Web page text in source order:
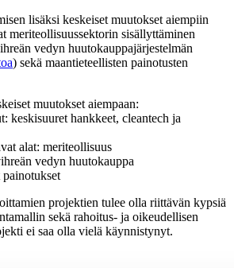
lisäksi keskeiset muutokset aiempiin
meriteollisuussektorin sisällyttäminen
vedyn huutokauppajärjestelmän
) sekä maantieteellisten painotusten
muutokset aiempaan:
keskisuuret hankkeet, cleantech ja
alat: meriteollisuus
vedyn huutokauppa
painotukset
projektien tulee olla riittävän kypsiä
sekä rahoitus- ja oikeudellisen
ei saa olla vielä käynnistynyt.